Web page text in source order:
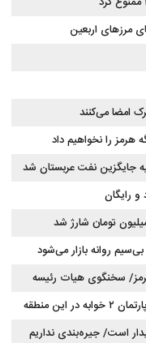
مرزهای اربعین
امضا می‌کنند
را نخواهیم داد
جایگزین نفت عربستان شد
سخنگوی هیات رئیسه
تنگه، در آستانه نهایی شدن
لیست قیمت خرید مسکن در نازی‌آباد/ خرید آپارتمان ۲ خوابه در این منطقه
است/ جیره‌بندی نداریم